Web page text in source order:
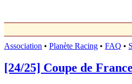
Association • Planète Racing • FAQ •
[24/25] Coupe de France